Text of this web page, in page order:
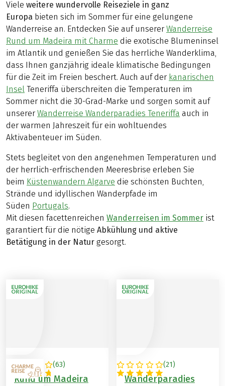
Viele weitere wundervolle Reiseziele in ganz
Europa bieten sich im Sommer für eine gelungene
Wanderreise an. Entdecken Sie auf unserer Wanderreise
Rund um Madeira mit Charme die exotische Blumeninsel
im Atlantik und genießen Sie das herrliche Wanderklima,
dass Ihnen ganzjährig ideale klimatische Bedingungen
für die Zeit im Freien beschert. Auch auf der kanarischen
Insel Teneriffa überschreiten die Temperaturen im
Sommer nicht die 30-Grad-Marke und sorgen somit auf
unserer Wanderreise Wanderparadies Teneriffa auch in
der warmen Jahreszeit für ein wohltuendes
Aktivabenteuer im Süden.
Stets begleitet von den angenehmen Temperaturen und
der herrlich-erfrischenden Meeresbrise erleben Sie
beim Küstenwandern Algarve die schönsten Buchten,
Strände und idyllischen Wanderpfade im
Süden Portugals.
Mit diesen facettenreichen Wanderreisen im Sommer ist
garantiert für die nötige Abkühlung und aktive
Betätigung in der Natur gesorgt.
(63)
PORTUGAL
Rund um Madeira
(21)
SPANIEN
Wanderparadies